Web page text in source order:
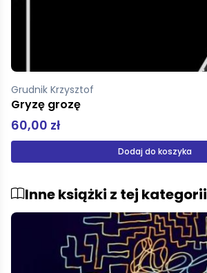
Grudnik Krzysztof
Gryzę grozę
60,00 zł
Dodaj do koszyka
Inne książki z tej kategorii